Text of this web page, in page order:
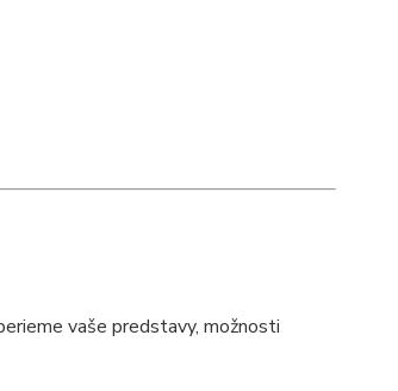
vaše predstavy, možnosti